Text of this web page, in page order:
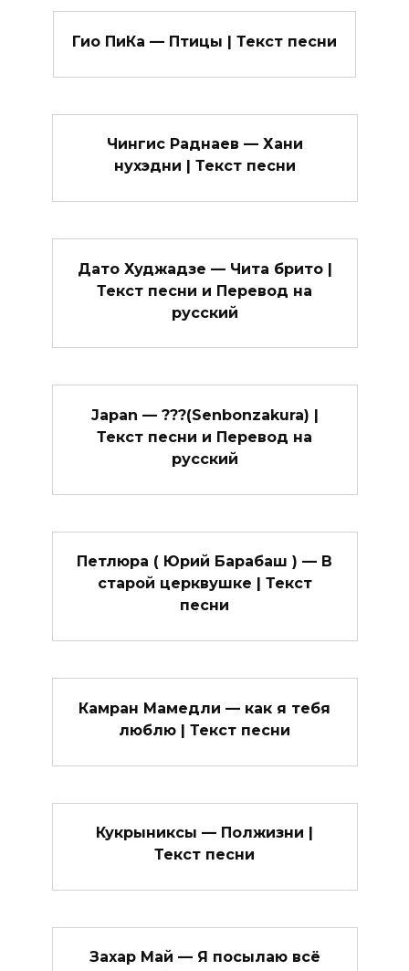
Гио ПиКа — Птицы | Текст песни
Чингис Раднаев — Хани
нухэдни | Текст песни
Дато Худжадзе — Чита брито |
Текст песни и Перевод на
русский
Japan — ???(Senbonzakura) |
Текст песни и Перевод на
русский
Петлюра ( Юрий Барабаш ) — В
старой церквушке | Текст
песни
Камран Мамедли — как я тебя
люблю | Текст песни
Кукрыниксы — Полжизни |
Текст песни
Захар Май — Я посылаю всё